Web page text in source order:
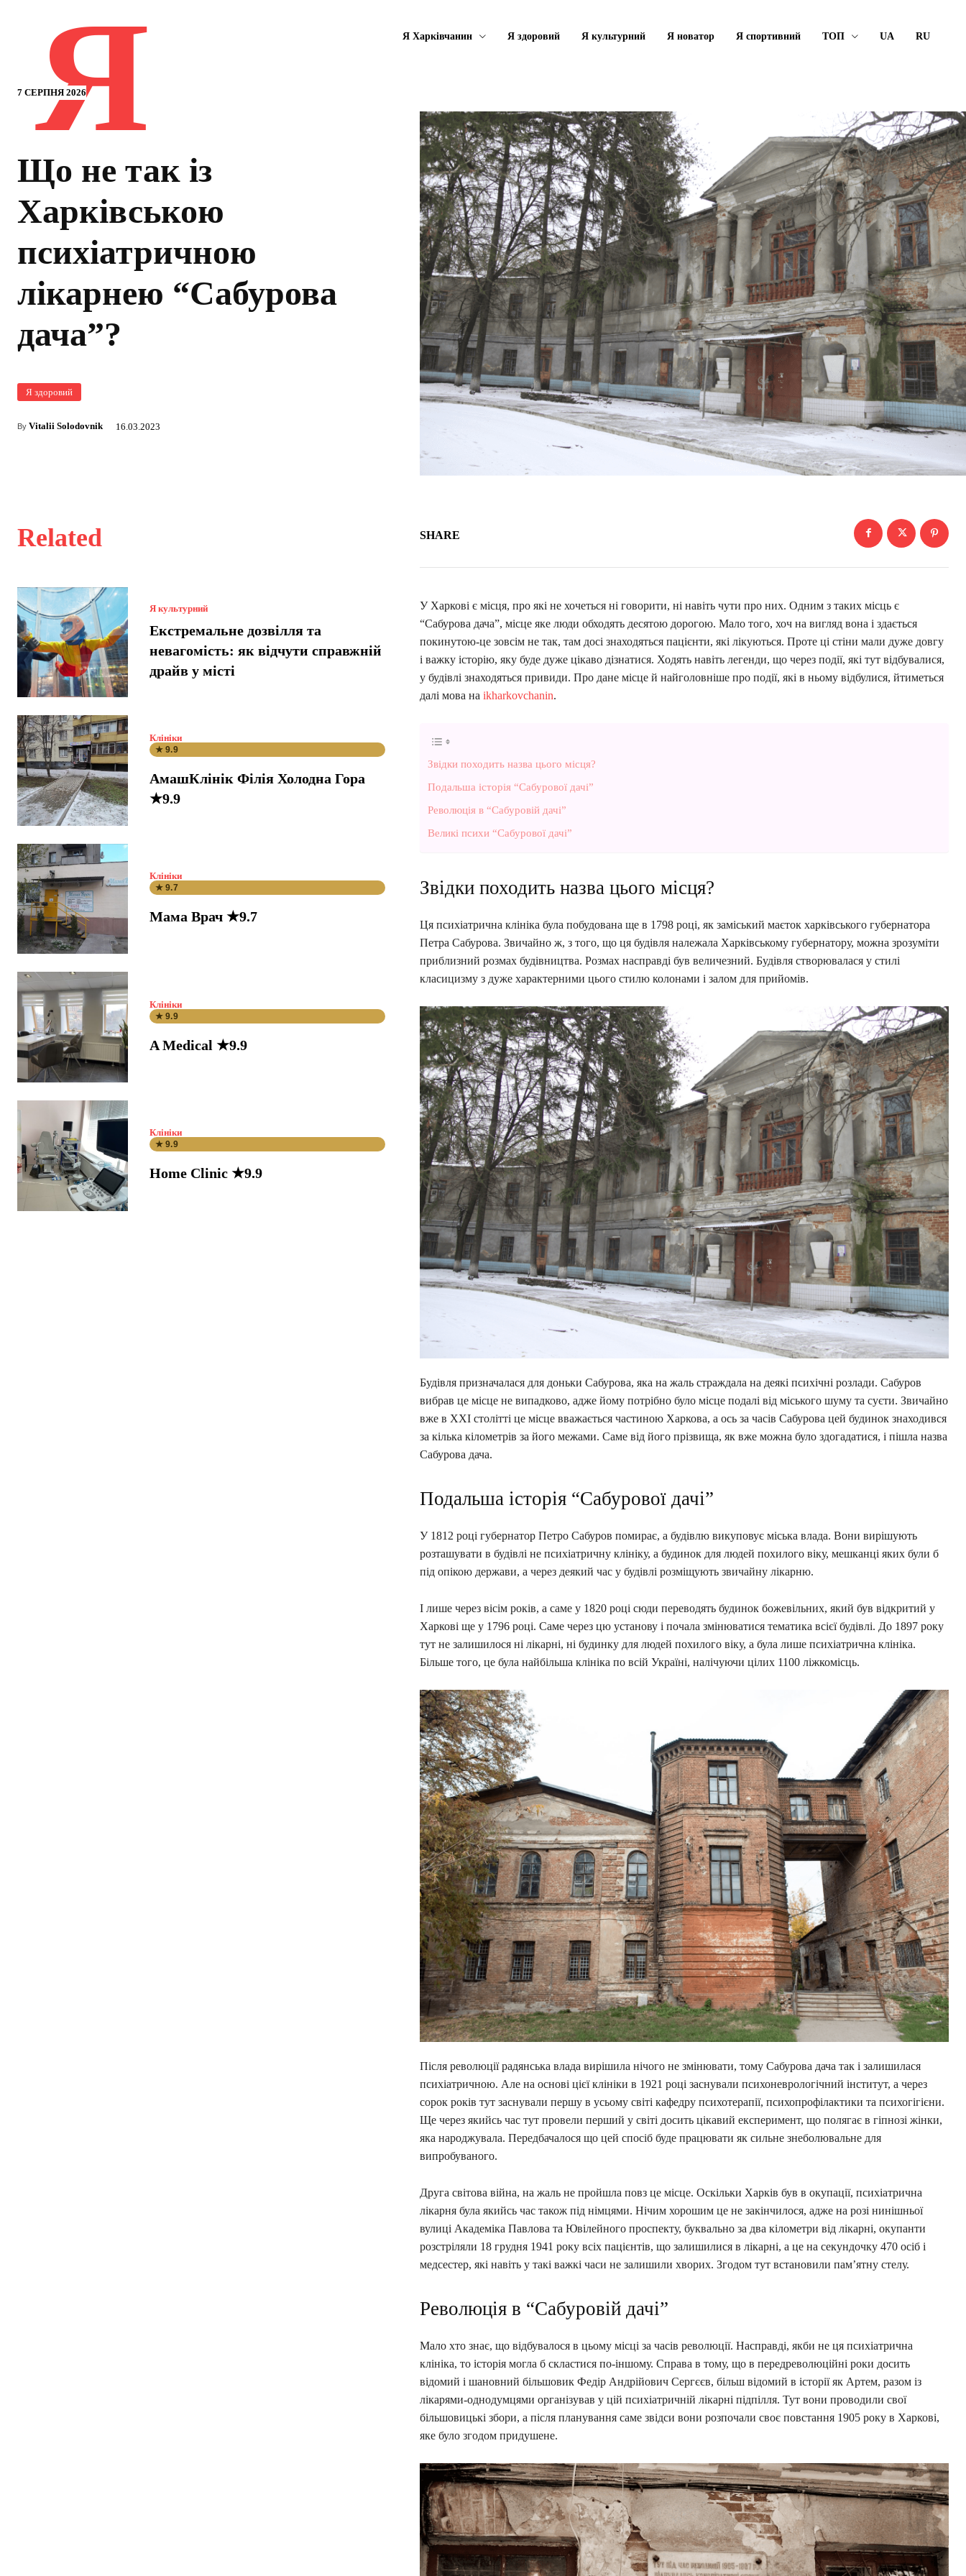
7 СЕРПНЯ 2026
Я Я Харківчанин Я здоровий Я культурний Я новатор Я спортивний ТОП UA RU
Що не так із
Харківською
психіатричною
лікарнею “Сабурова
дача”?
Я здоровий
By Vitalii Solodovnik 16.03.2023
Related
Я культурний
Екстремальне дозвілля та
невагомість: як відчути справжній
драйв у місті
Клініки
★ 9.9
АмашКлінік Філія Холодна Гора
★9.9
Клініки
★ 9.7
Мама Врач ★9.7
Клініки
★ 9.9
A Medical ★9.9
Клініки
★ 9.9
Home Clinic ★9.9
SHARE
У Харкові є місця, про які не хочеться ні говорити, ні навіть чути про них. Одним з таких місць є
“Сабурова дача”, місце яке люди обходять десятою дорогою. Мало того, хоч на вигляд вона і здається
покинутою-це зовсім не так, там досі знаходяться пацієнти, які лікуються. Проте ці стіни мали дуже довгу
і важку історію, яку буде дуже цікаво дізнатися. Ходять навіть легенди, що через події, які тут відбувалися,
у будівлі знаходяться привиди. Про дане місце й найголовніше про події, які в ньому відбулися, йтиметься
далі мова на ikharkovchanin.
Звідки походить назва цього місця?
Подальша історія “Сабурової дачі”
Революція в “Сабуровій дачі”
Великі психи “Сабурової дачі”
Звідки походить назва цього місця?
Ця психіатрична клініка була побудована ще в 1798 році, як заміський маєток харківського губернатора
Петра Сабурова. Звичайно ж, з того, що ця будівля належала Харківському губернатору, можна зрозуміти
приблизний розмах будівництва. Розмах насправді був величезний. Будівля створювалася у стилі
класицизму з дуже характерними цього стилю колонами і залом для прийомів.
Будівля призначалася для доньки Сабурова, яка на жаль страждала на деякі психічні розлади. Сабуров
вибрав це місце не випадково, адже йому потрібно було місце подалі від міського шуму та суєти. Звичайно
вже в XXI столітті це місце вважається частиною Харкова, а ось за часів Сабурова цей будинок знаходився
за кілька кілометрів за його межами. Саме від його прізвища, як вже можна було здогадатися, і пішла назва
Сабурова дача.
Подальша історія “Сабурової дачі”
У 1812 році губернатор Петро Сабуров помирає, а будівлю викуповує міська влада. Вони вирішують
розташувати в будівлі не психіатричну клініку, а будинок для людей похилого віку, мешканці яких були б
під опікою держави, а через деякий час у будівлі розміщують звичайну лікарню.
І лише через вісім років, а саме у 1820 році сюди переводять будинок божевільних, який був відкритий у
Харкові ще у 1796 році. Саме через цю установу і почала змінюватися тематика всієї будівлі. До 1897 року
тут не залишилося ні лікарні, ні будинку для людей похилого віку, а була лише психіатрична клініка.
Більше того, це була найбільша клініка по всій Україні, налічуючи цілих 1100 ліжкомісць.
Після революції радянська влада вирішила нічого не змінювати, тому Сабурова дача так і залишилася
психіатричною. Але на основі цієї клініки в 1921 році заснували психоневрологічний інститут, а через
сорок років тут заснували першу в усьому світі кафедру психотерапії, психопрофілактики та психогігієни.
Ще через якийсь час тут провели перший у світі досить цікавий експеримент, що полягає в гіпнозі жінки,
яка народжувала. Передбачалося що цей спосіб буде працювати як сильне знеболювальне для
випробуваного.
Друга світова війна, на жаль не пройшла повз це місце. Оскільки Харків був в окупації, психіатрична
лікарня була якийсь час також під німцями. Нічим хорошим це не закінчилося, адже на розі нинішньої
вулиці Академіка Павлова та Ювілейного проспекту, буквально за два кілометри від лікарні, окупанти
розстріляли 18 грудня 1941 року всіх пацієнтів, що залишилися в лікарні, а це на секундочку 470 осіб і
медсестер, які навіть у такі важкі часи не залишили хворих. Згодом тут встановили пам’ятну стелу.
Революція в “Сабуровій дачі”
Мало хто знає, що відбувалося в цьому місці за часів революції. Насправді, якби не ця психіатрична
клініка, то історія могла б скластися по-іншому. Справа в тому, що в передреволюційні роки досить
відомий і шановний більшовик Федір Андрійович Сергєєв, більш відомий в історії як Артем, разом із
лікарями-однодумцями організував у цій психіатричній лікарні підпілля. Тут вони проводили свої
більшовицькі збори, а після планування саме звідси вони розпочали своє повстання 1905 року в Харкові,
яке було згодом придушене.